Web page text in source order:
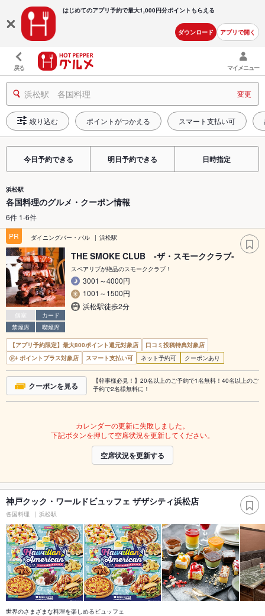
はじめてのアプリ予約で最大1,000円分ポイントもらえる
ダウンロード アプリで開く
戻る マイメニュー
浜松駅 各国料理 変更
絞り込む ポイントがつかえる スマート支払い可
今日予約できる 明日予約できる 日時指定
浜松駅
各国料理のグルメ・クーポン情報
6件 1-6件
PR
ダイニングバー・バル 浜松駅
個室
カード
禁煙席
喫煙席
THE SMOKE CLUB -ザ・スモーククラブ-
スペアリブが絶品のスモーククラブ！
3001～4000円
1001～1500円
浜松駅徒歩2分
【アプリ予約限定】最大800ポイント還元対象店
口コミ投稿特典対象店
ポイントプラス対象店
スマート支払い可 ネット予約可 クーポンあり
クーポンを見る
【幹事様必見！】20名以上のご予約で1名無料！40名以上のご
予約で2名様無料に！
カレンダーの更新に失敗しました。
下記ボタンを押して空席状況を更新してください。
空席状況を更新する
神戸クック・ワールドビュッフェ ザザシティ浜松店
各国料理 浜松駅
世界のさまざまな料理を楽しめるビュッフェ